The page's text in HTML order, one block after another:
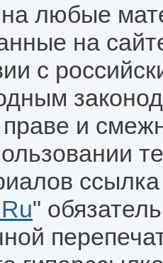
любые
на
с
праве и
"